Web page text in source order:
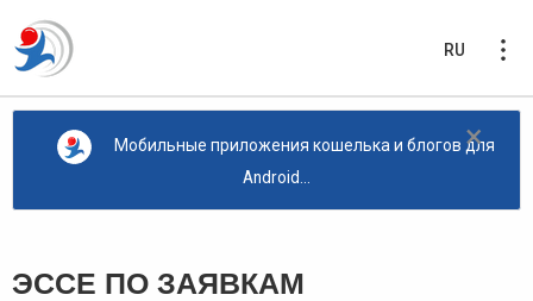
RU
×
Мобильные приложения кошелька и блогов для
Android...
ЭССЕ ПО ЗАЯВКАМ